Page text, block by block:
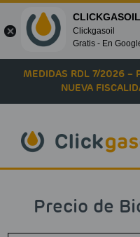
Skip to main content
MEDIDAS RDL 7/2026 –
NUEVA
Precio de
CLICKGASOIL
Clickgasoil
Gratis - En